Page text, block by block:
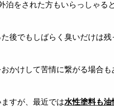
泊をされた方もいらっしゃる
後でもしばらく臭いだけは残
かけして苦情に繋がる場合も
すが、最近では水性塗料も油